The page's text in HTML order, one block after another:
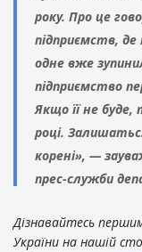
року. Про це
підприємств, де
одне вже
підприємство
Якщо її не
році.
корені», —
прес-служби
Дізнавайтесь
України на нашій